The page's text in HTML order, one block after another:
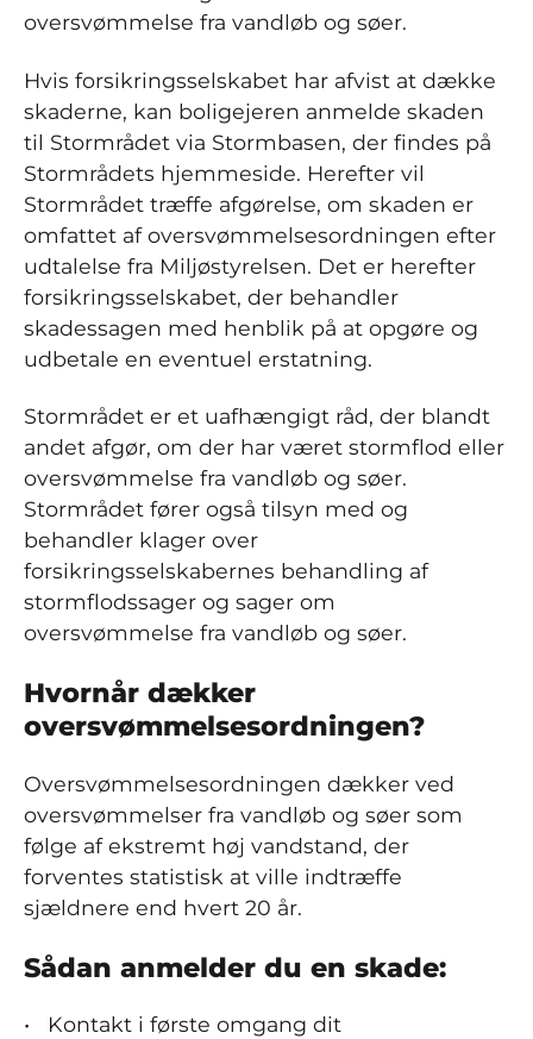
oversvømmelse fra vandløb og søer.
Hvis forsikringsselskabet har afvist at dække
skaderne, kan boligejeren anmelde skaden
til Stormrådet via Stormbasen, der findes på
Stormrådets hjemmeside. Herefter vil
Stormrådet træffe afgørelse, om skaden er
omfattet af oversvømmelsesordningen efter
udtalelse fra Miljøstyrelsen. Det er herefter
forsikringsselskabet, der behandler
skadessagen med henblik på at opgøre og
udbetale en eventuel erstatning.
Stormrådet er et uafhængigt råd, der blandt
andet afgør, om der har været stormflod eller
oversvømmelse fra vandløb og søer.
Stormrådet fører også tilsyn med og
behandler klager over
forsikringsselskabernes behandling af
stormflodssager og sager om
oversvømmelse fra vandløb og søer.
Hvornår dækker
oversvømmelsesordningen?
Oversvømmelsesordningen dækker ved
oversvømmelser fra vandløb og søer som
følge af ekstremt høj vandstand, der
forventes statistisk at ville indtræffe
sjældnere end hvert 20 år.
Sådan anmelder du en skade:
Kontakt i første omgang dit